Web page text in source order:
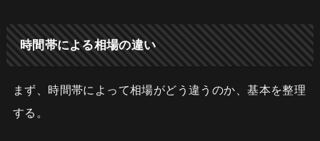
時間帯による相場の違い
まず、時間帯によって相場がどう違うのか、基本を整理
する。